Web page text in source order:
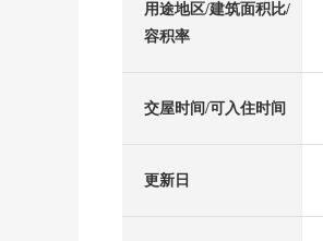
用途地区/建筑面积比/
容积率
交屋时间/可入住时间
更新日